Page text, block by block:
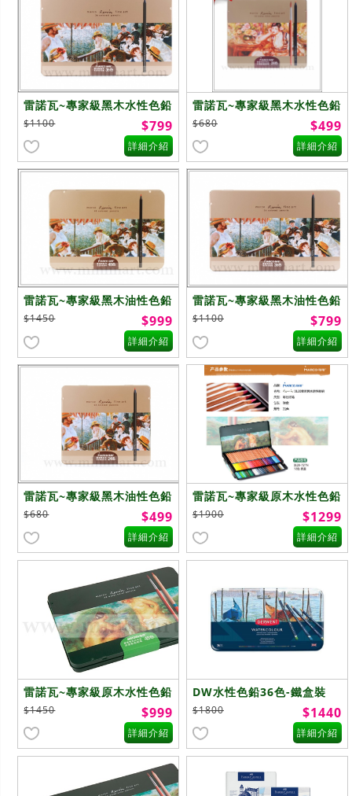
雷諾瓦~專家級黑木水性色鉛
筆~36色
$1100 $799
詳細介紹
雷諾瓦~專家級黑木水性色鉛
筆~24色
$680 $499
詳細介紹
雷諾瓦~專家級黑木油性色鉛
筆~48色
$1450 $999
詳細介紹
雷諾瓦~專家級黑木油性色鉛
筆~36色
$1100 $799
詳細介紹
雷諾瓦~專家級黑木油性色鉛
筆~24色
$680 $499
詳細介紹
雷諾瓦~專家級原木水性色鉛
筆~72色
$1900 $1299
詳細介紹
雷諾瓦~專家級原木水性色鉛
筆~48色
$1450 $999
詳細介紹
DW水性色鉛36色-鐵盒裝
$1800 $1440
詳細介紹